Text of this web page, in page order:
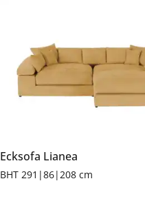
Ecksofa Lianea
BHT 291|86|208 cm